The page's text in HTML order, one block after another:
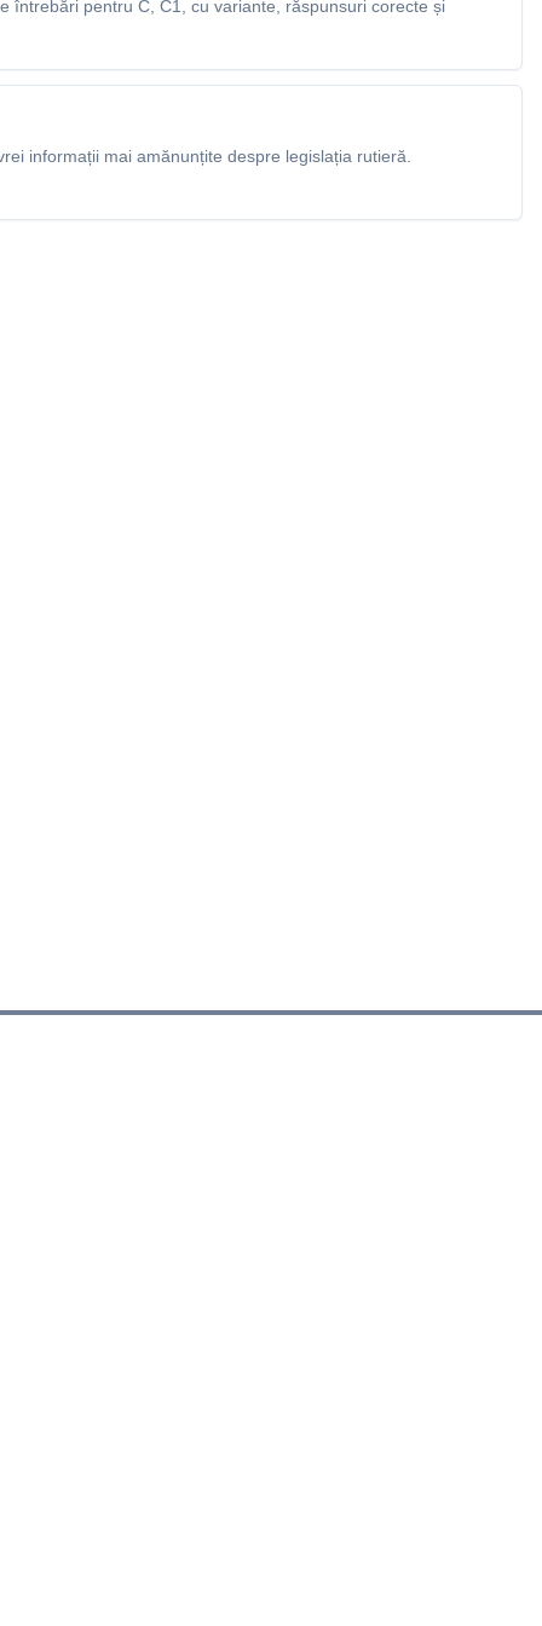
întrebări pentru C, C1, cu variante, răspunsuri corecte și
informații mai amănunțite despre legislația rutieră.